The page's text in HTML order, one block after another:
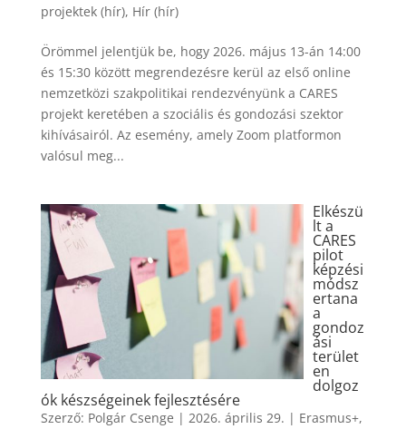
projektek (hír), Hír (hír)
Örömmel jelentjük be, hogy 2026. május 13-án 14:00
és 15:30 között megrendezésre kerül az első online
nemzetközi szakpolitikai rendezvényünk a CARES
projekt keretében a szociális és gondozási szektor
kihívásairól. Az esemény, amely Zoom platformon
valósul meg...
Elkészü
lt a
CARES
pilot
képzési
módsz
ertana
a
gondoz
ási
terület
en
dolgoz
ók készségeinek fejlesztésére
Szerző: Polgár Csenge | 2026. április 29. | Erasmus+,